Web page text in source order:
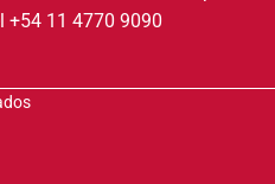
+54 11 4770 9090